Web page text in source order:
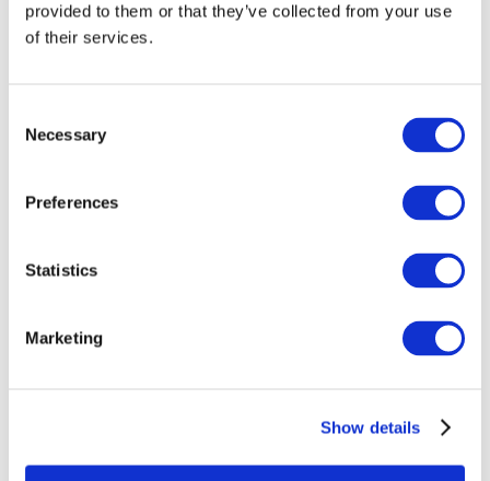
provided to them or that they’ve collected from your use
of their services.
Selection
Necessary
Preferences
Statistics
Marketing
Show details
Творческий вечер